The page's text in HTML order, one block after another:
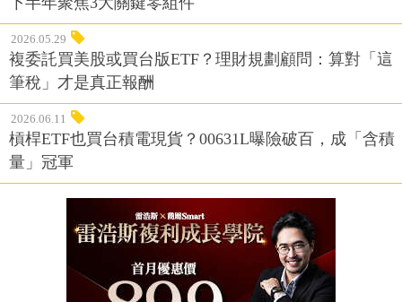
2026.05.29
複委託買美股或買台版ETF？理財規劃顧問：算對「這
筆稅」才是真正報酬
2026.06.11
槓桿ETF也買台積電現貨？00631L曝險破百，成「含積
量」冠軍